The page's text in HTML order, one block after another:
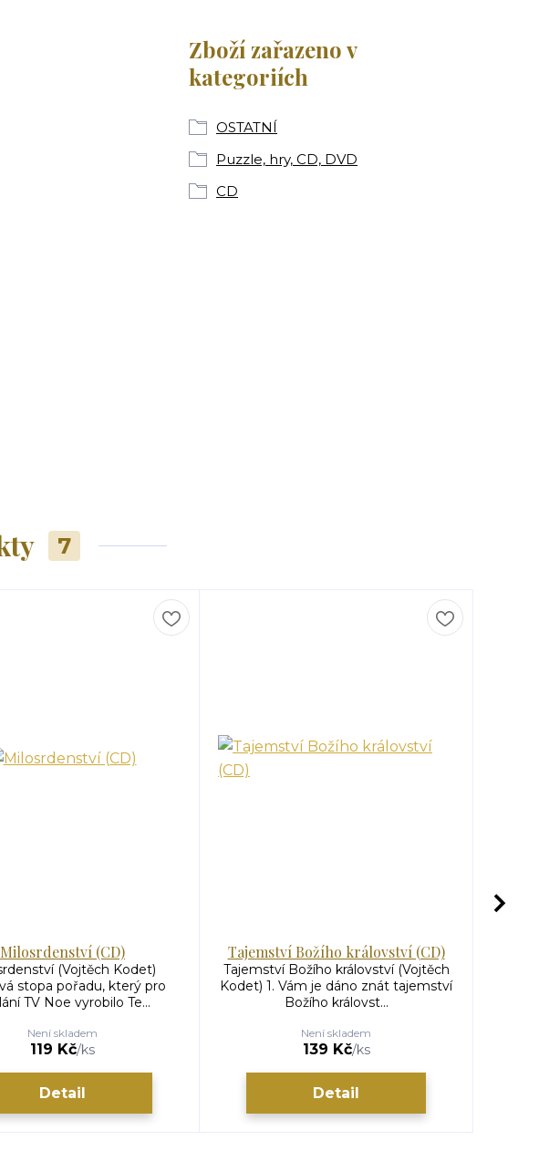
Zboží zařazeno v
kategoriích
OSTATNÍ
Puzzle, hry, CD, DVD
CD
7
Milosrdenství (CD)
(Vojtěch Kodet)
stopa pořadu, který pro
TV Noe vyrobilo Te...
119 Kč/ks
Není skladem
Detail
Tajemství Božího království (CD)
Tajemství Božího království (Vojtěch
Kodet) 1. Vám je dáno znát tajemství
Božího královst...
139 Kč/ks
Není skladem
Detail